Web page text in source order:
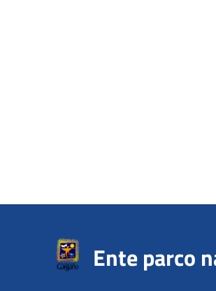
Ente parco